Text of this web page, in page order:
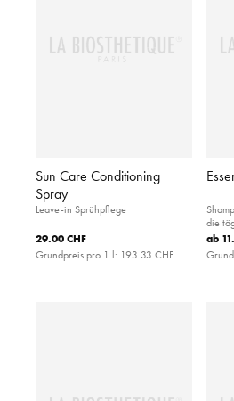
Sun Care Conditioning
Spray
Leave-in Sprühpflege
29.00 CHF
Grundpreis pro 1 l: 193.33 CHF
die
ab